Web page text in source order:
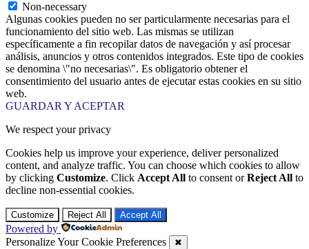
Non-necessary
Algunas cookies pueden no ser particularmente necesarias para el
funcionamiento del sitio web. Las mismas se utilizan
específicamente a fin recopilar datos de navegación y así procesar
análisis, anuncios y otros contenidos integrados. Este tipo de cookies
se denomina \"no necesarias\". Es obligatorio obtener el
consentimiento del usuario antes de ejecutar estas cookies en su sitio
web.
GUARDAR Y ACEPTAR
We respect your privacy
Cookies help us improve your experience, deliver personalized
content, and analyze traffic. You can choose which cookies to allow
by clicking Customize. Click Accept All to consent orReject All to
decline non-essential cookies.
Customize Reject All Accept All
Powered by
Personalize Your Cookie Preferences
✖